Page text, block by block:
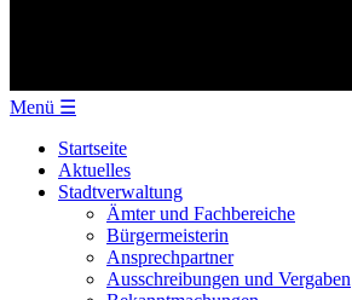
Menü ☰
Startseite
Aktuelles
Stadtverwaltung
Ämter und Fachbereiche
Bürgermeisterin
Ansprechpartner
Ausschreibungen und Vergaben